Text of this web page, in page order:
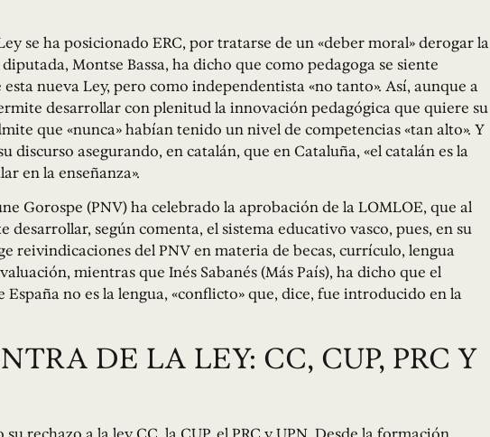
se ha posicionado ERC, por tratarse de un «deber moral» derogar la
diputada, Montse Bassa, ha dicho que como pedagoga se siente
esta nueva Ley, pero como independentista «no tanto». Así, aunque a
desarrollar con plenitud la innovación pedagógica que quiere su
que «nunca» habían tenido un nivel de competencias «tan alto». Y
discurso asegurando, en catalán, que en Cataluña, «el catalán es la
en la enseñanza».
Gorospe (PNV) ha celebrado la aprobación de la LOMLOE, que al
desarrollar, según comenta, el sistema educativo vasco, pues, en su
reivindicaciones del PNV en materia de becas, currículo, lengua
mientras que Inés Sabanés (Más País), ha dicho que el
España no es la lengua, «conflicto» que, dice, fue introducido en la
DE LA LEY: CC, CUP, PRC Y